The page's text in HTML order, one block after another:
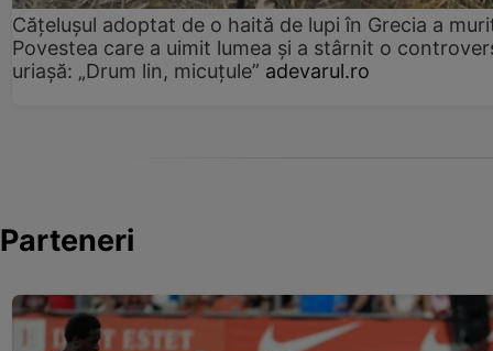
Cățelușul adoptat de o haită de lupi în Grecia a
Povestea care a uimit lumea și a stârnit o
uriașă: „Drum lin, micuțule” adevarul.ro
Parteneri